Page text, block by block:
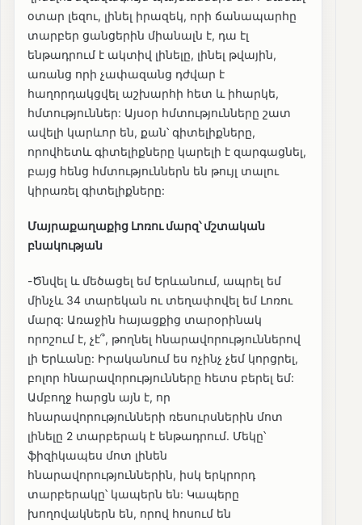
օտար լեզու, լինել իրազեկ, որի ճանապարհը
տարբեր ցանցերին միանալն է, դա էլ
ենթադրում է ակտիվ լինելը, լինել թվային,
առանց որի չափազանց դժվար է
հաղորդակցվել աշխարհի հետ և իհարկե,
հմտություններ: Այսօր հմտությունները շատ
ավելի կարևոր են, քան՝ գիտելիքները,
որովհետև գիտելիքները կարելի է զարգացնել,
բայց հենց հմտություններն են թույլ տալու
կիրառել գիտելիքները:
Մայրաքաղաքից Լոռու մարզ՝ մշտական
բնակության
-Ծնվել և մեծացել եմ Երևանում, ապրել եմ
մինչև 34 տարեկան ու տեղափովել եմ Լոռու
մարզ: Առաջին հայացքից տարօրինակ
որոշում է, չէ՞, թողնել հնարավորություններով
լի Երևանը: Իրականում ես ոչինչ չեմ կորցրել,
բոլոր հնարավորությունները հետս բերել եմ:
Ամբողջ հարցն այն է, որ
հնարավորությունների ռեսուրսներին մոտ
լինելը 2 տարբերակ է ենթադրում. Մեկը՝
ֆիզիկապես մոտ լինեն
հնարավորություններին, իսկ երկրորդ
տարբերակը՝ կապերն են: Կապերը
խողովակներն են, որով հոսում են